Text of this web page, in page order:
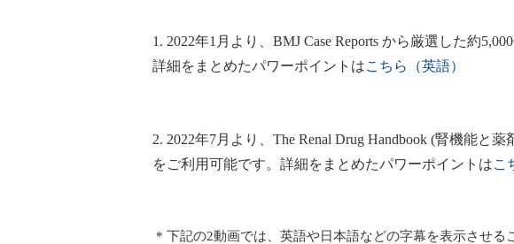
1. 2022年1月より、BMJ Case Reports から厳選した約
詳細をまとめたパワーポイントはこちら（英語）
2. 2022年7月より、The Renal Drug Handbook (腎機能と
をご利用可能です。詳細をまとめたパワーポイントはこ
* 下記の2動画では、英語や日本語などの字幕を表示させる